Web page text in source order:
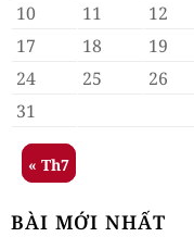
10
11 12
17
18 19
24
25 26
31
« Th7
BÀI MỚI NHẤT